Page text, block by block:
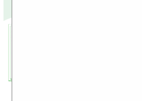
HTC TyTN II